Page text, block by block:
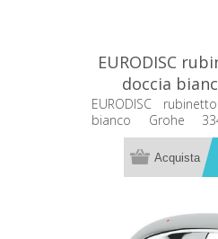
EURODISC
doccia
EURODISC
bianco Grohe
dotazione doccia